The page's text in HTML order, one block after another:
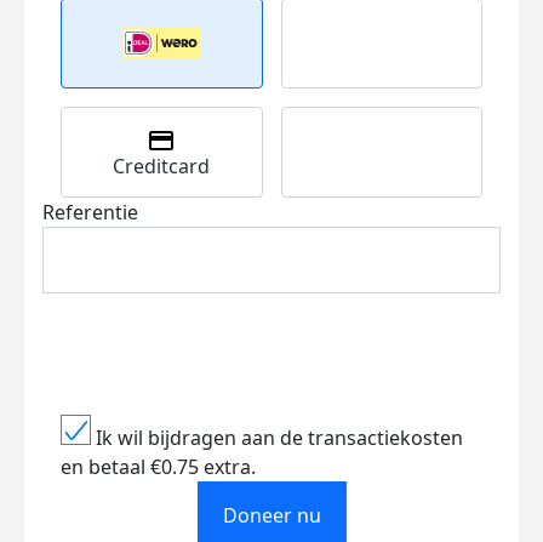
Creditcard
Referentie
Ik wil bijdragen aan de transactiekosten
en betaal €0.75 extra.
Doneer nu